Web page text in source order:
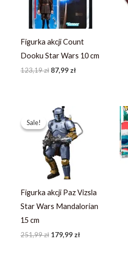
Figurka akcji Count
Dooku Star Wars 10 cm
123,19zł 87,99 zł
Sale!
Sale!
Figurka akcji Paz Vizsla
Star Wars Mandalorian
15 cm
251,99zł
Pierwotna
cena
wynosiła:
251,99 zł.
179,99zł
wynosi:
179,99 zł.